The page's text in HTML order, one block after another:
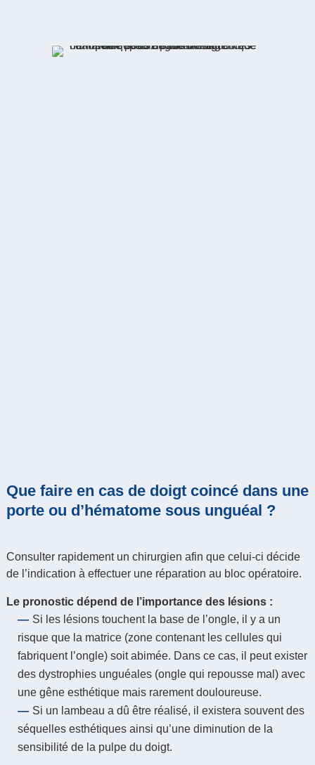
Que faire en cas de doigt coincé dans une
porte ou d’hématome sous unguéal ?
Consulter rapidement un chirurgien afin que celui-ci décide
de l’indication à effectuer une réparation au bloc opératoire.
Le pronostic dépend de l’importance des lésions :
Si les lésions touchent la base de l’ongle, il y a un
risque que la matrice (zone contenant les cellules qui
fabriquent l’ongle) soit abimée. Dans ce cas, il peut exister
des dystrophies unguéales (ongle qui repousse mal) avec
une gêne esthétique mais rarement douloureuse.
Si un lambeau a dû être réalisé, il existera souvent des
séquelles esthétiques ainsi qu’une diminution de la
sensibilité de la pulpe du doigt.